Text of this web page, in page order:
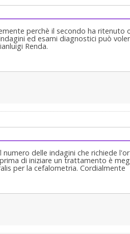
Nostra Professione! O no?!Quindi
una pietanza di un menù da
Mi dispiace scrivere così. Ma lei
e Riabilitazione Orale
Claudia Petti, in Cagliari.
perchè il secondo ha
ed esami diagnostici può
Renda.
numero delle indagini che richiede
di iniziare un trattamento è
per la cefalometria. Cordialmente